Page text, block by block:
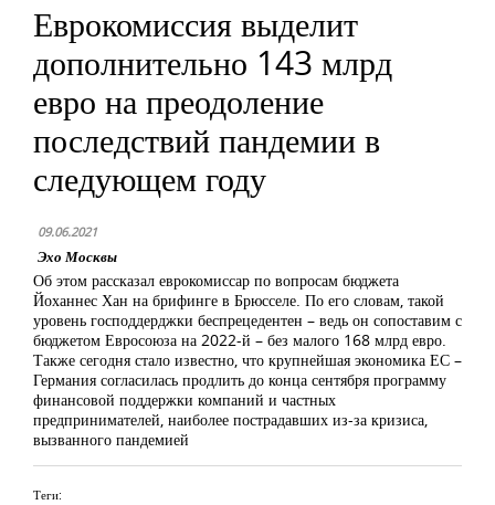
Еврокомиссия выделит
дополнительно 143 млрд
евро на преодоление
последствий пандемии в
следующем году
09.06.2021
Эхо Москвы
Об этом рассказал еврокомиссар по вопросам бюджета
Йоханнес Хан на брифинге в Брюсселе. По его словам, такой
уровень господдерджки беспрецедентен – ведь он сопоставим с
бюджетом Евросоюза на 2022-й – без малого 168 млрд евро.
Также сегодня стало известно, что крупнейшая экономика ЕС –
Германия согласилась продлить до конца сентября программу
финансовой поддержки компаний и частных
предпринимателей, наиболее пострадавших из-за кризиса,
вызванного пандемией
Теги: